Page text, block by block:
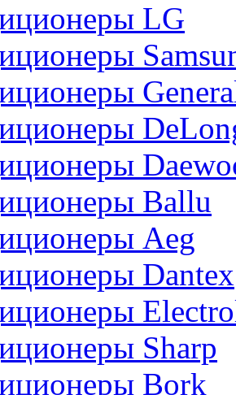
LG
Ballu
Аeg
Dantex
Sharp
Bork